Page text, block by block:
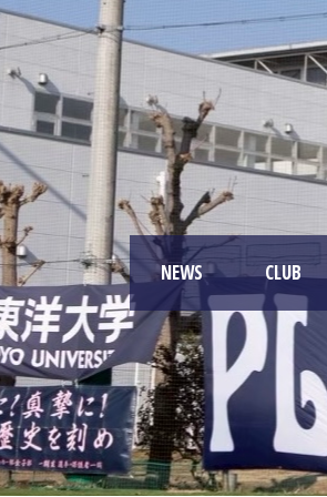
NEWS CLUB